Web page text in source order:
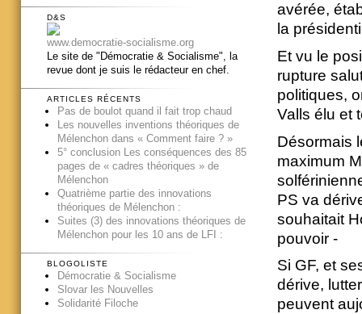
avérée,
la
Et vu le
rupture
politiques,
Valls élu et
Désormais
maximum
PS va
souhaitait
pouvoir -
Si GF, et
dérive,
peuvent
D&S
www.democratie-socialisme.org
Le site de "Démocratie & Socialisme", la
revue dont je suis le rédacteur en chef.
ARTICLES RÉCENTS
Pas de boulot quand il fait trop chaud
Les nouvelles inventions théoriques de
Mélenchon dans « Comment faire ? »
5° conclusion Les conséquences des 85
pages de « cadres théoriques » de
Mélenchon
Quatrième partie des innovations
théoriques de Mélenchon :
Suites (3) des innovations théoriques de
Mélenchon pour les 10 ans de LFI :
BLOGOLISTE
Démocratie & Socialisme
Slovar les Nouvelles
Solidarité Filoche